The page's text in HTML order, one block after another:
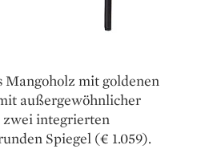
Mangoholz mit goldenen
außer­gewöhnlicher
integrierten
Spiegel (€ 1.059).